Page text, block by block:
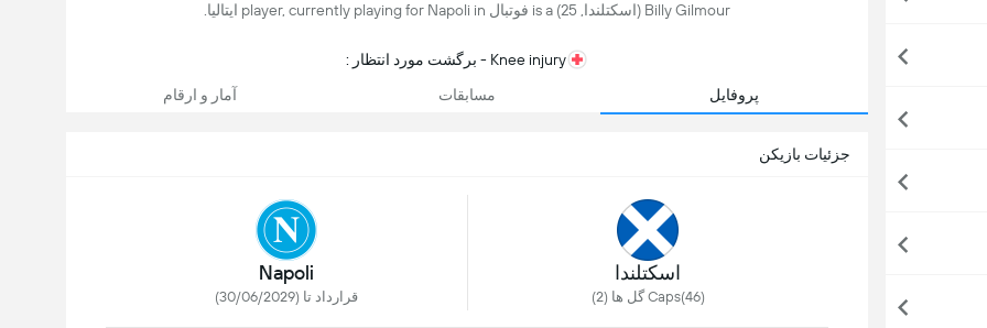
Billy Gilmour (اسكتلندا, 25) is a فوتبال player, currently playing for Napoli in ایتالیا.
Knee injury - برگشت مورد انتظار :
پروفایل
مسابقات آمار و ارقام
جزئیات بازیکن
اسكتلندا
Caps(46) گل ها (2)
Napoli
قرارداد تا (30/06/2029)